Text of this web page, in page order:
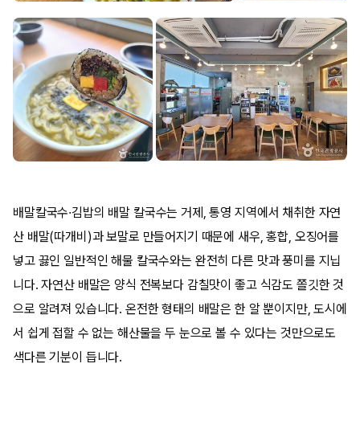
배말칼국수·김밥의 배말 칼국수는 거제, 통영 지역에서 채취한 자연
산 배말(따개비)과 보말로 만들어지기 때문에 새우, 홍합, 오징어를
넣고 끓인 일반적인 해물 칼국수와는 완전히 다른 맛과 풍미를 지닙
니다. 자연산 배말은 양식 전복보다 감칠맛이 좋고 식감도 쫄깃한 것
으로 알려져 있습니다. 온전한 형태의 배말은 한 알 뿐이지만, 도시에
서 쉽게 접할 수 없는 해산물을 두 눈으로 볼 수 있다는 것만으로도
색다른 기분이 듭니다.